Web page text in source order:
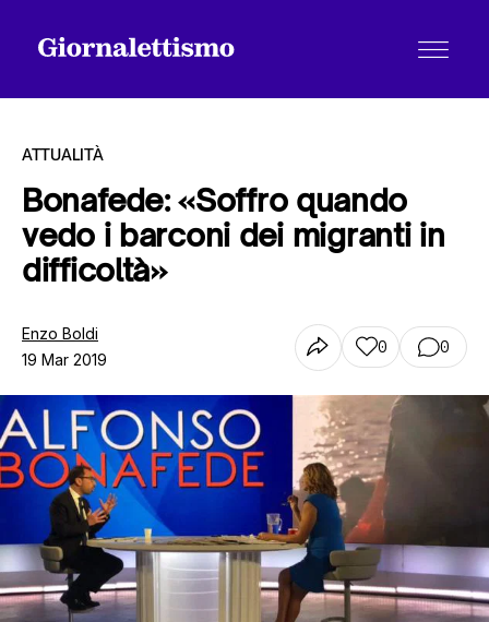
Tutti gli articoli
Chi siamo
Contatti
ATTUALITÀ
Bonafede: «Soffro quando
vedo i barconi dei migranti in
difficoltà»
Enzo Boldi
19 Mar 2019
0 0